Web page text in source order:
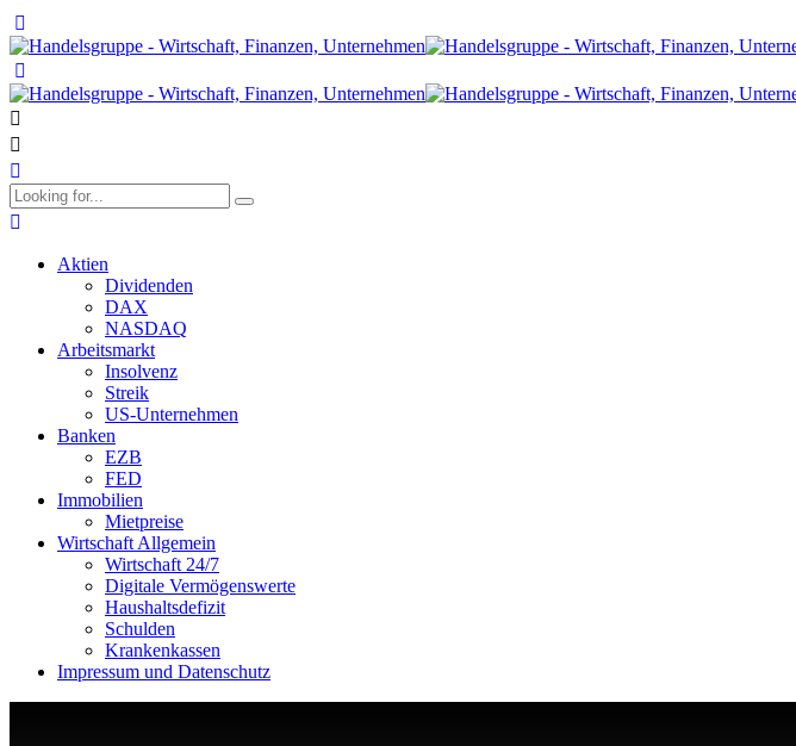
Aktien
Dividenden
DAX
NASDAQ
Arbeitsmarkt
Insolvenz
Streik
US-Unternehmen
Banken
EZB
FED
Immobilien
Mietpreise
Wirtschaft Allgemein
Wirtschaft 24/7
Digitale Vermögenswerte
Haushaltsdefizit
Schulden
Krankenkassen
Impressum und Datenschutz